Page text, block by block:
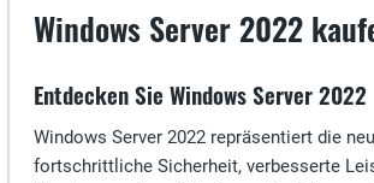
Windows Server 2022
Entdecken Sie Windows Server 2022
Windows Server 2022 repräsentiert die
fortschrittliche Sicherheit, verbesserte